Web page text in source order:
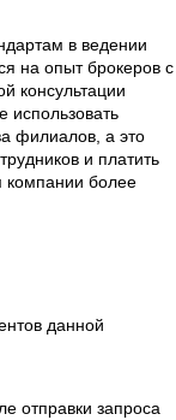
в ведении
на опыт брокеров с
консультации
филиалов, а это
и платить
компании более
данной
отправки запроса